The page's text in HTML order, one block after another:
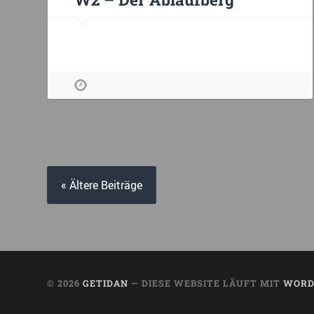
« Ältere Beiträge
© 2026GETIDAN — DIESE WEBSITE LÄUFT MIT